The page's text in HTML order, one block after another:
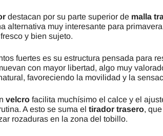
destacan por su parte superior de malla
alternativa muy interesante para
y bien sujeto.
fuertes es su estructura pensada para
con mayor libertad, algo muy
favoreciendo la movilidad y la
velcro facilita muchísimo el calce y el
A esto se suma el tirador trasero,
rozaduras en la zona del tobillo.